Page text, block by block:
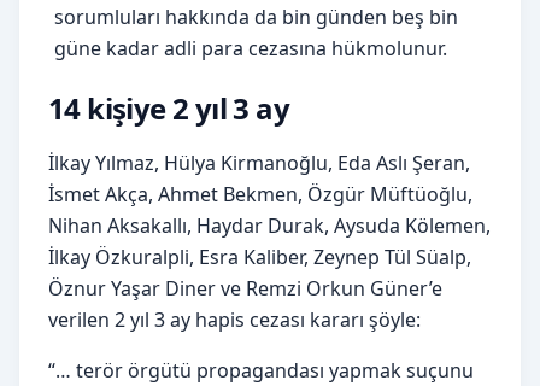
sorumluları hakkında da bin günden beş bin
güne kadar adli para cezasına hükmolunur.
14 kişiye 2 yıl 3 ay
İlkay Yılmaz, Hülya Kirmanoğlu, Eda Aslı Şeran,
İsmet Akça, Ahmet Bekmen, Özgür Müftüoğlu,
Nihan Aksakallı, Haydar Durak, Aysuda Kölemen,
İlkay Özkuralpli, Esra Kaliber, Zeynep Tül Süalp,
Öznur Yaşar Diner ve Remzi Orkun Güner’e
verilen 2 yıl 3 ay hapis cezası kararı şöyle:
“… terör örgütü propagandası yapmak suçunu